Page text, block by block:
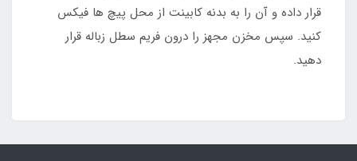
قرار داده و آن را به بدنه کابینت از محل پیچ ها فیکس
کنید. سپس مخزن مجهز را درون فریم سطل زباله قرار
دهید.